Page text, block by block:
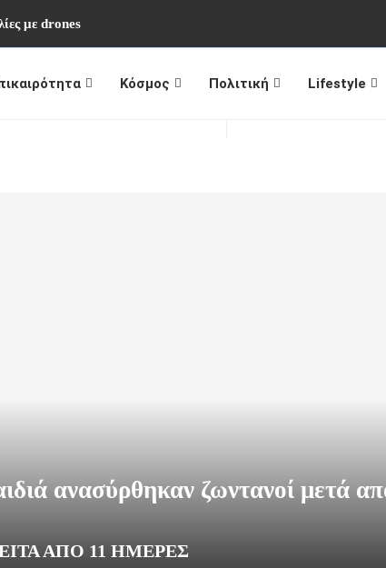
με drones
Κόσμος Πολιτική Lifestyle
ανασύρθηκαν ζωντανοί μετά
ΑΠΌ 11 ΗΜΈΡΕΣ